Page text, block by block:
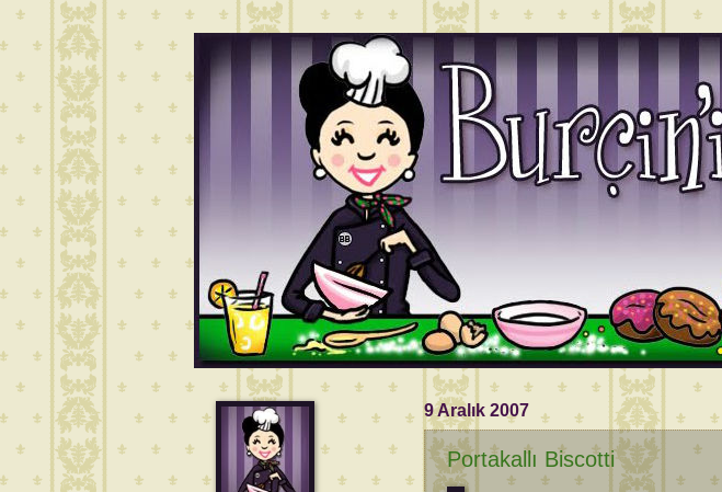
9 Aralık 2007
Portakallı Biscotti